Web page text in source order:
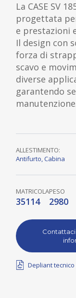
La CASE SV
progettata
e prestazioni
Il design con
forza di
scavo e
diverse
garantendo
ALLESTIMENTO:
Antifurto,Cabina
MATRICOLA
35114
PESO
2980
Depliant tecnico